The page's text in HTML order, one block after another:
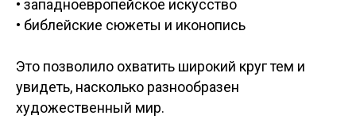
• западноевропейское искусство
• библейские сюжеты и иконопись
Это позволило охватить широкий круг тем и
увидеть, насколько разнообразен
художественный мир.